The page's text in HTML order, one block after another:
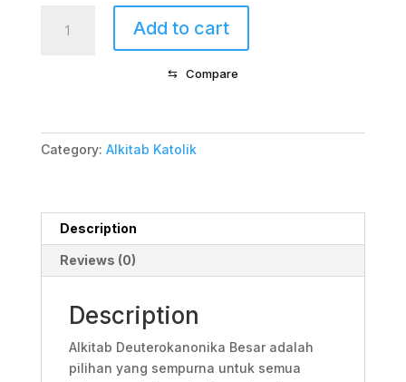
DeuterokanonikaAdd to cart
⇆ Compare
Category: Alkitab Katolik
Description
Reviews (0)
Description
Alkitab Deuterokanonika Besar adalah
pilihan yang sempurna untuk semua